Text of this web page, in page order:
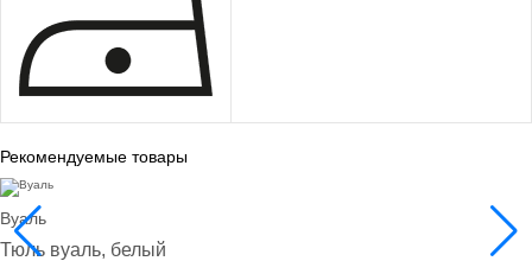
Рекомендуемые товары
Вуаль
Тюль вуаль, белый